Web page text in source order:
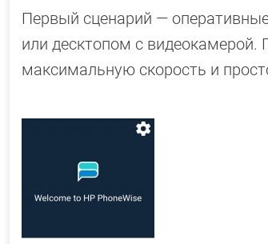
Первый сценарий —
или десктопом с видеокамерой.
максимальную скорость и